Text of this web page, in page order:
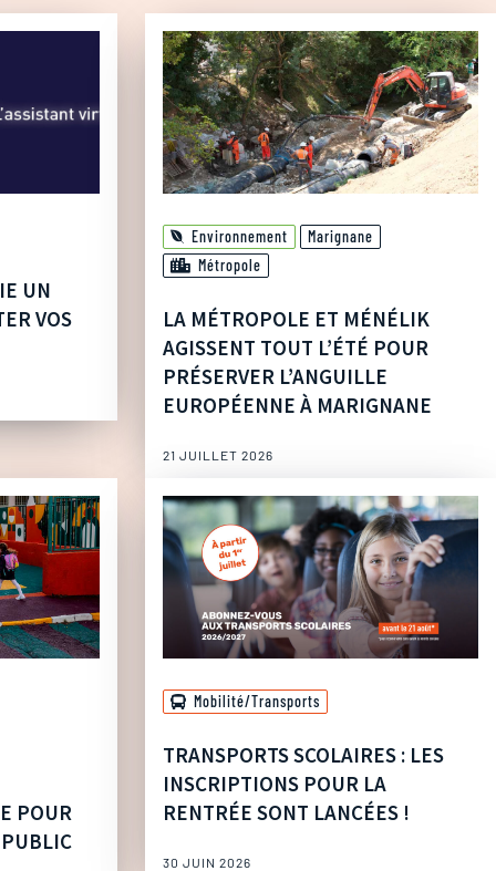
UN
VOS
Environnement
Marignane
Métropole
LA MÉTROPOLE ET MÉNÉLIK
AGISSENT TOUT L’ÉTÉ POUR
PRÉSERVER L’ANGUILLE
EUROPÉENNE À MARIGNANE
21 JUILLET 2026
POUR
PUBLIC
Mobilité/Transports
TRANSPORTS SCOLAIRES : LES
INSCRIPTIONS POUR LA
RENTRÉE SONT LANCÉES !
30 JUIN 2026